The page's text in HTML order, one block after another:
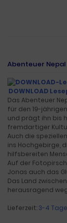
Abenteuer Nepal
DOWNLOAD
Das Abenteuer
für den 19-
und prägt ihn bis
fremdartiger
Auch die
ins Hochgebirge,
hilfsbereiten
Auf der
Jonas auch das
Das Land
herausragend
Lieferzeit:3-4 Tage